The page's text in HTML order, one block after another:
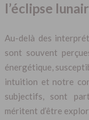
l’éclipse
Au-delà des
sont souvent
énergétique,
intuition et notre
subjectifs, sont
méritent d’être